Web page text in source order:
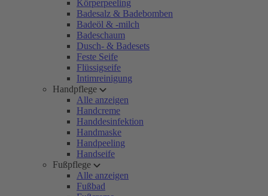
Körperpeeling
Badesalz & Badebomben
Badeöl & -milch
Badeschaum
Dusch- & Badesets
Feste Seife
Flüssigseife
Intimreinigung
Handpflege
Alle anzeigen
Handcreme
Handdesinfektion
Handmaske
Handpeeling
Handseife
Fußpflege
Alle anzeigen
Fußbad